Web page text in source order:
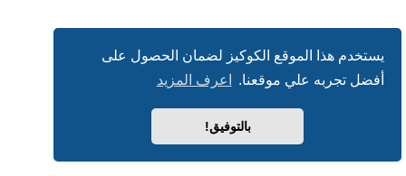
يستخدم هذا الموقع الكوكيز لضمان الحصول على
أفضل تجربه علي موقعنا.
اعرف المزيد
بالتوفيق!